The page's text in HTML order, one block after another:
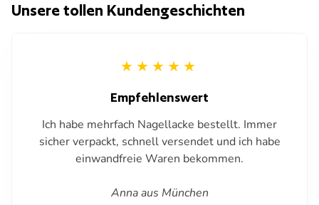
Unsere tollen Kundengeschichten
Empfehlenswert
Ich habe mehrfach Nagellacke bestellt. Immer
sicher verpackt, schnell versendet und ich habe
einwandfreie Waren bekommen.
Anna aus München